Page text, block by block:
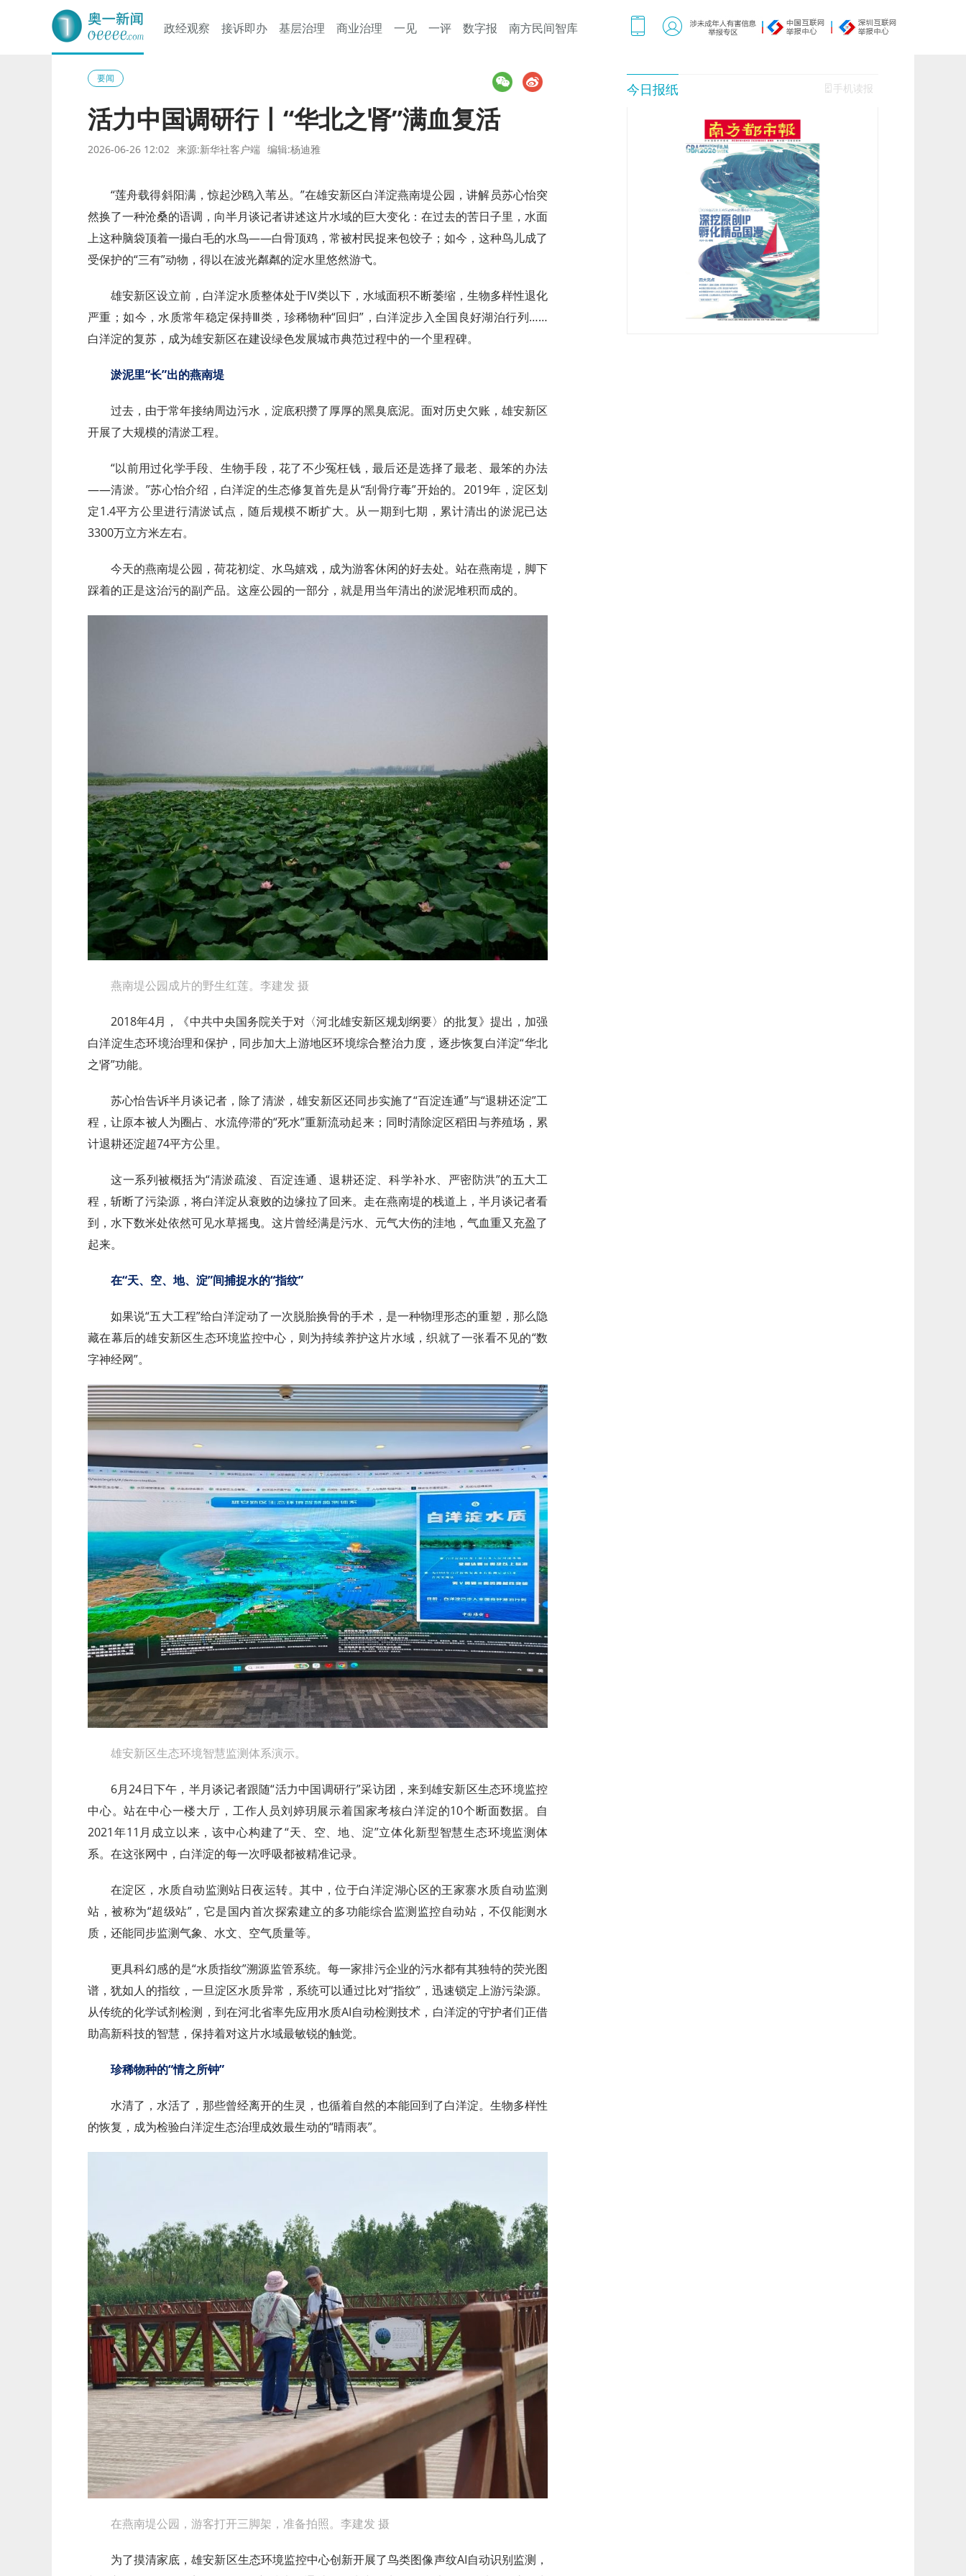
奥一网
政经观察 接诉即办 基层治理 商业治理 一见 一评 数字报 南方民间智库
要闻
活力中国调研行丨“华北之肾”满血复活
2026-06-26 12:02 来源:新华社客户端 编辑:杨迪雅
“莲舟载得斜阳满，惊起沙鸥入苇丛。”在雄安新区白洋淀燕南堤公园，讲解员苏心怡突
然换了一种沧桑的语调，向半月谈记者讲述这片水域的巨大变化：在过去的苦日子里，水面
上这种脑袋顶着一撮白毛的水鸟——白骨顶鸡，常被村民捉来包饺子；如今，这种鸟儿成了
受保护的“三有”动物，得以在波光粼粼的淀水里悠然游弋。
雄安新区设立前，白洋淀水质整体处于IV类以下，水域面积不断萎缩，生物多样性退化
严重；如今，水质常年稳定保持Ⅲ类，珍稀物种“回归”，白洋淀步入全国良好湖泊行列……
白洋淀的复苏，成为雄安新区在建设绿色发展城市典范过程中的一个里程碑。
淤泥里“长”出的燕南堤
过去，由于常年接纳周边污水，淀底积攒了厚厚的黑臭底泥。面对历史欠账，雄安新区
开展了大规模的清淤工程。
“以前用过化学手段、生物手段，花了不少冤枉钱，最后还是选择了最老、最笨的办法
——清淤。”苏心怡介绍，白洋淀的生态修复首先是从“刮骨疗毒”开始的。2019年，淀区划
定1.4平方公里进行清淤试点，随后规模不断扩大。从一期到七期，累计清出的淤泥已达
3300万立方米左右。
今天的燕南堤公园，荷花初绽、水鸟嬉戏，成为游客休闲的好去处。站在燕南堤，脚下
踩着的正是这治污的副产品。这座公园的一部分，就是用当年清出的淤泥堆积而成的。
燕南堤公园成片的野生红莲。李建发 摄
2018年4月，《中共中央国务院关于对〈河北雄安新区规划纲要〉的批复》提出，加强
白洋淀生态环境治理和保护，同步加大上游地区环境综合整治力度，逐步恢复白洋淀“华北
之肾”功能。
苏心怡告诉半月谈记者，除了清淤，雄安新区还同步实施了“百淀连通”与“退耕还淀”工
程，让原本被人为圈占、水流停滞的“死水”重新流动起来；同时清除淀区稻田与养殖场，累
计退耕还淀超74平方公里。
这一系列被概括为“清淤疏浚、百淀连通、退耕还淀、科学补水、严密防洪”的五大工
程，斩断了污染源，将白洋淀从衰败的边缘拉了回来。走在燕南堤的栈道上，半月谈记者看
到，水下数米处依然可见水草摇曳。这片曾经满是污水、元气大伤的洼地，气血重又充盈了
起来。
在“天、空、地、淀”间捕捉水的“指纹”
如果说“五大工程”给白洋淀动了一次脱胎换骨的手术，是一种物理形态的重塑，那么隐
藏在幕后的雄安新区生态环境监控中心，则为持续养护这片水域，织就了一张看不见的“数
字神经网”。
雄安新区生态环境智慧监测体系演示。
6月24日下午，半月谈记者跟随“活力中国调研行”采访团，来到雄安新区生态环境监控
中心。站在中心一楼大厅，工作人员刘婷玥展示着国家考核白洋淀的10个断面数据。自
2021年11月成立以来，该中心构建了“天、空、地、淀”立体化新型智慧生态环境监测体
系。在这张网中，白洋淀的每一次呼吸都被精准记录。
在淀区，水质自动监测站日夜运转。其中，位于白洋淀湖心区的王家寨水质自动监测
站，被称为“超级站”，它是国内首次探索建立的多功能综合监测监控自动站，不仅能测水
质，还能同步监测气象、水文、空气质量等。
更具科幻感的是“水质指纹”溯源监管系统。每一家排污企业的污水都有其独特的荧光图
谱，犹如人的指纹，一旦淀区水质异常，系统可以通过比对“指纹”，迅速锁定上游污染源。
从传统的化学试剂检测，到在河北省率先应用水质AI自动检测技术，白洋淀的守护者们正借
助高新科技的智慧，保持着对这片水域最敏锐的触觉。
珍稀物种的“情之所钟”
水清了，水活了，那些曾经离开的生灵，也循着自然的本能回到了白洋淀。生物多样性
的恢复，成为检验白洋淀生态治理成效最生动的“晴雨表”。
在燕南堤公园，游客打开三脚架，准备拍照。李建发 摄
为了摸清家底，雄安新区生态环境监控中心创新开展了鸟类图像声纹AI自动识别监测，
今日报纸 手机读报